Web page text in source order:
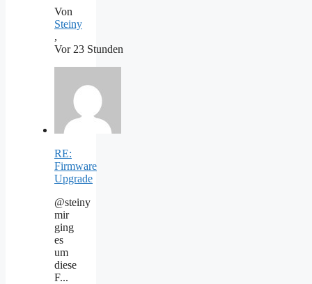
Von
Steiny
,
Vor 23 Stunden
RE:
Firmware
Upgrade
@steiny
mir
ging
es
um
diese
F...